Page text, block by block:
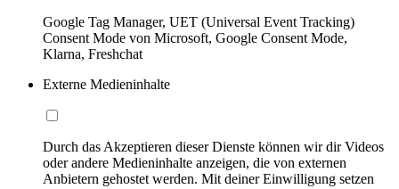
Google Tag Manager, UET (Universal Event Tracking)
Consent Mode von Microsoft, Google Consent Mode,
Klarna, Freshchat
Externe Medieninhalte
Durch das Akzeptieren dieser Dienste können wir dir Videos
oder andere Medieninhalte anzeigen, die von externen
Anbietern gehostet werden. Mit deiner Einwilligung setzen